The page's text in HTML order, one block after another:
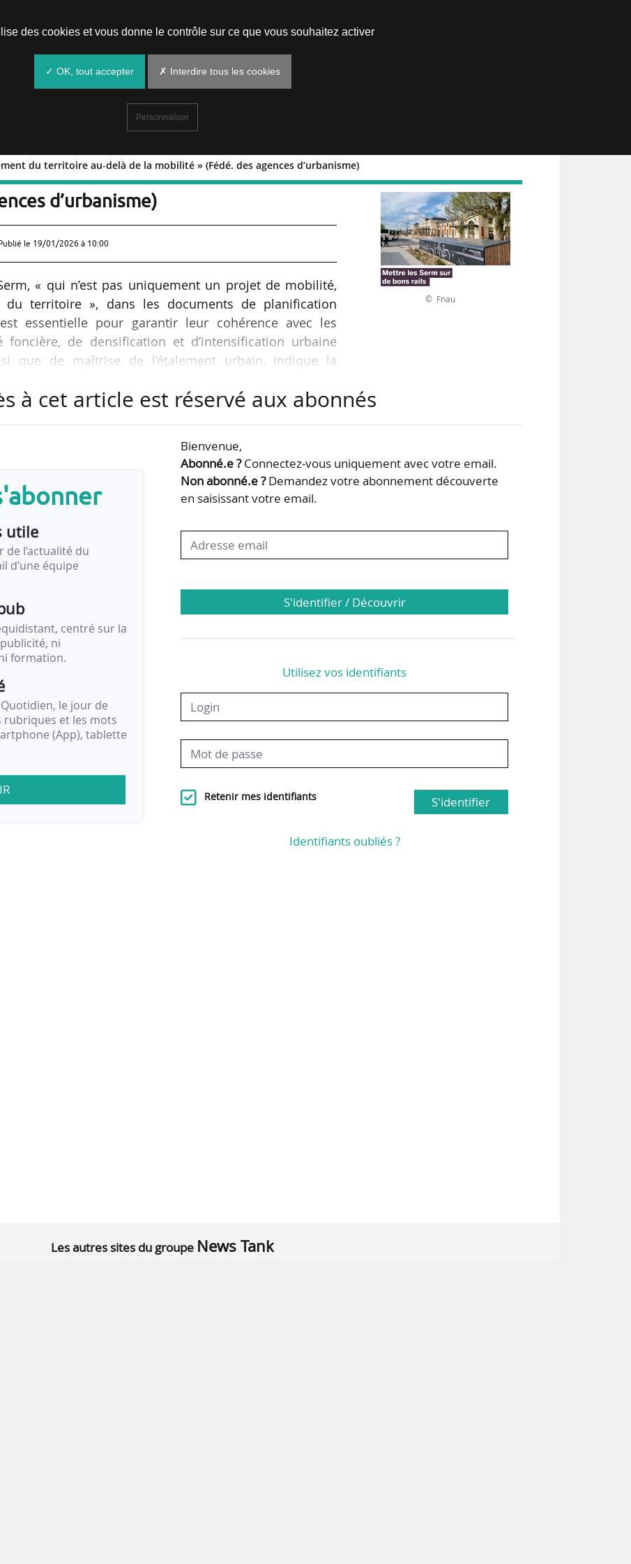
du territoire au‑delà de la mobilité » (Fédé. des agences d’urbanisme)
du territoire au‑delà de la
d’urbanisme)
le 19/01/2026 à 10:00
« qui n’est pas uniquement un projet de mobilité,
du territoire », dans les documents de planification
est essentielle pour garantir leur cohérence avec les
de densification et d’intensification urbaine
que de maîtrise de l’étalement urbain, indique la
d’une série de webinaires organisés par la Fnau,
© Fnau
à cet article est réservé aux abonnés
utile
de l’actualité du
d’une équipe
centré sur la
ni
formation.
le jour de
rubriques et les mots
(App), tablette
Bienvenue,
Abonné.e ?Connectez-vous uniquement avec votre email.
Non abonné.e ?Demandez votre abonnement découverte
en saisissant votre email.
S'identifier / Découvrir
Utilisez vos identifiants
Retenir mes identifiants S'identifier
Identifiants oubliés ?
Les autres sites du groupe News Tank
des cookies et vous donne le contrôle sur ce que vous souhaitez activer
✓ OK, tout accepter ✗ Interdire tous les cookies
Personnaliser